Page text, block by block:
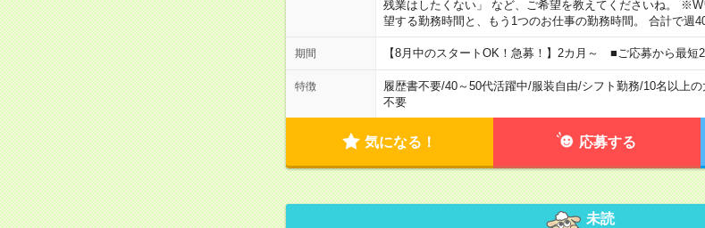
残業はしたくない」 など、ご希望を教えてくださいね。
望する勤務時間と、もう1つのお仕事の勤務時間。 合計で週
期間 【8月中のスタートOK！急募！】2カ月～ ■ご応募から最短
特徴 履歴書不要/40～50代活躍中/服装自由/シフト勤務/10名以上の
不要
気になる！ 応募する
未読